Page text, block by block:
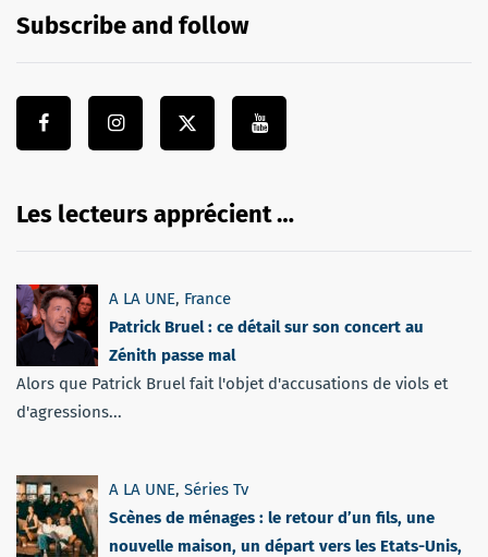
Subscribe and follow
Les lecteurs apprécient …
A LA UNE, France
Patrick Bruel : ce détail sur son concert au
Zénith passe mal
Alors que Patrick Bruel fait l'objet d'accusations de viols et
d'agressions...
A LA UNE, Séries Tv
Scènes de ménages : le retour d’un fils, une
nouvelle maison, un départ vers les Etats-Unis,